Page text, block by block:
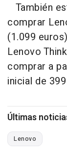
También
comprar
(1.099
Lenovo
comprar a
inicial de
Últimas
Lenovo